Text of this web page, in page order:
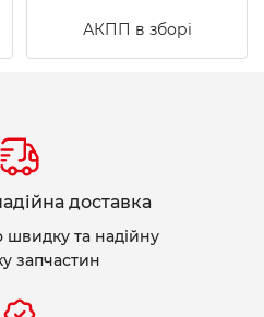
АКПП в зборі
доставка
та надійну
запчастин